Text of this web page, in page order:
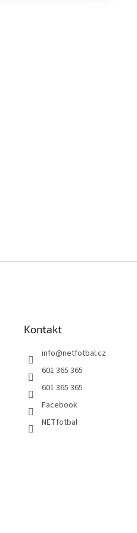
Kontakt
info@netfotbal.cz
601 365 365
601 365 365
Facebook
NETfotbal